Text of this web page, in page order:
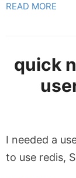
READ MORE
quick
I needed a
to use redis,